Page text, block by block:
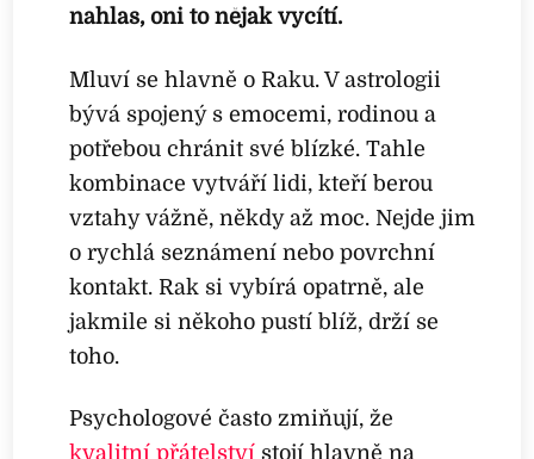
nahlas, oni to nějak vycítí.
Mluví se hlavně o Raku. V astrologii
bývá spojený s emocemi, rodinou a
potřebou chránit své blízké. Tahle
kombinace vytváří lidi, kteří berou
vztahy vážně, někdy až moc. Nejde jim
o rychlá seznámení nebo povrchní
kontakt. Rak si vybírá opatrně, ale
jakmile si někoho pustí blíž, drží se
toho.
Psychologové často zmiňují, že
kvalitní přátelství stojí hlavně na